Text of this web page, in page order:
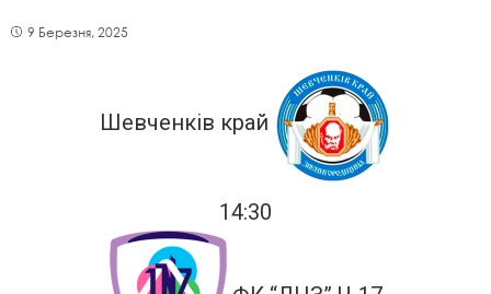
9 Березня, 2025
Шевченків край
14:30